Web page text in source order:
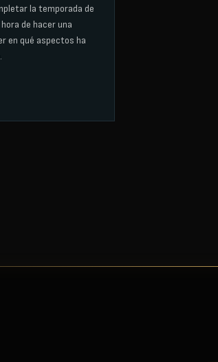
la temporada de
de hacer una
en qué aspectos ha